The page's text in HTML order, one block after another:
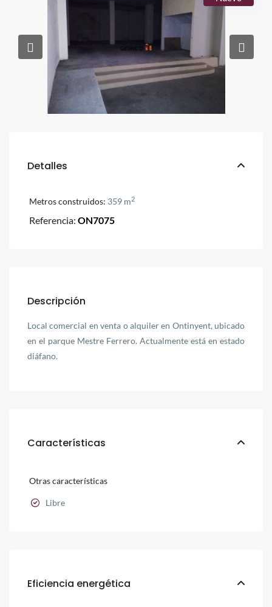
Detalles
Metros construidos: 359 m2
Referencia: ON7075
Descripción
Local comercial en venta o alquiler en Ontinyent, ubicado
en el parque Mestre Ferrero. Actualmente está en estado
diáfano.
Características
Otras características
Libre
Eficiencia energética